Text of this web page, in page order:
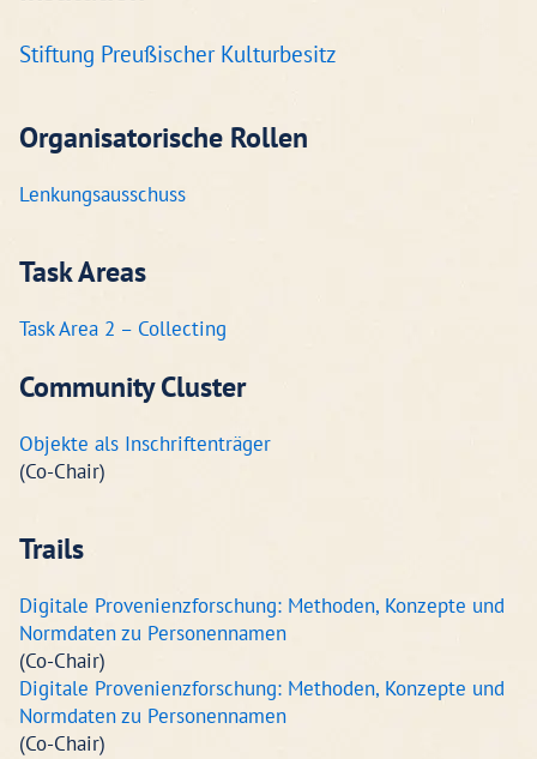
Stiftung Preußischer Kulturbesitz
Organisatorische Rollen
Lenkungsausschuss
Task Areas
Task Area 2 – Collecting
Community Cluster
Objekte als Inschriftenträger
(Co-Chair)
Trails
Digitale Provenienzforschung: Methoden, Konzepte und
Normdaten zu Personennamen
(Co-Chair)
Digitale Provenienzforschung: Methoden, Konzepte und
Normdaten zu Personennamen
(Co-Chair)